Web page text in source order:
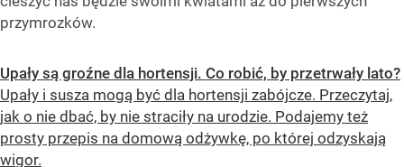
przymrozków.
Upały są groźne dla hortensji. Co robić, by przetrwały lato?
Upały i susza mogą być dla hortensji zabójcze. Przeczytaj,
jak o nie dbać, by nie straciły na urodzie. Podajemy też
prosty przepis na domową odżywkę, po której odzyskają
wigor.